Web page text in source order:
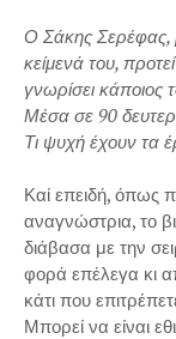
Ο Σάκης Σερέφας,
κείμενά του,
γνωρίσει κάποιος
Μέσα σε 90
Τι ψυχή έχουν τα
Καί επειδή, όπως
αναγνώστρια, το
διάβασα με την
φορά επέλεγα κι
κάτι που
Μπορεί να είναι